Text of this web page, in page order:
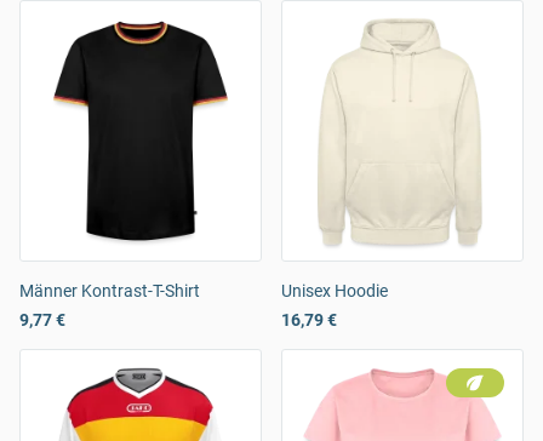
Männer Kontrast-T-Shirt
9,77 €
Unisex Hoodie
16,79 €